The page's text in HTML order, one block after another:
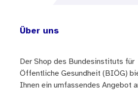
Über uns
Der Shop des Bundesinstituts für
Öffentliche Gesundheit (BIÖG)
Ihnen ein umfassendes Angebot